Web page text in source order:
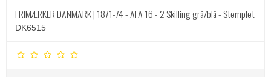
FRIMÆRKER DANMARK | 1871-74 - AFA 16 - 2 Skilling grå/blå - Stemplet
DK6515